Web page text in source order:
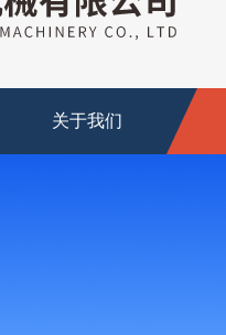
关于我们